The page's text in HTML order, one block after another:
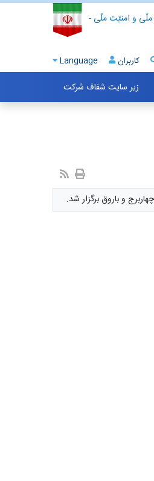
و امنیّت ملّی -
Language کاربران
زیر سایت شفاف شرکت
و باروق برگزار شد.